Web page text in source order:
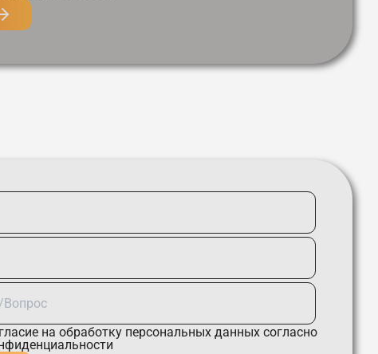
на обработку персональных данных согласно